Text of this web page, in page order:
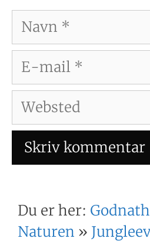
Navn
E-
mail
Websted
Du er her:
Naturen »